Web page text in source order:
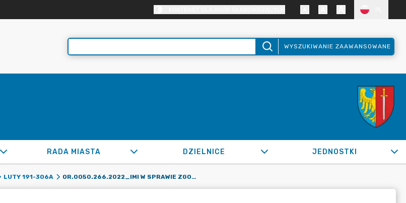
WYSZUKIWANIE ZAAWANSOWANE
RADA MIASTA DZIELNICE JEDNOSTKI
LUTY 191-306A OR.0050.266.2022_IMI W SPRAWIE ZGODY NA UDZIELENIE ZAMÓWIENIA O WARTOŚCI DO 130 000,00 ZŁ NETTO I ZAWARCIE UMOWY NA WYKONANIE DODATKOWYCH WIERCEŃ BADAWCZYCH, POBRANIE PRÓB DO BADAŃ LABORATORYJNYCH, OKREŚLENIE WARUNKÓW GRUNTOWO-WODNYCH I OPRACOWANIE OPINII